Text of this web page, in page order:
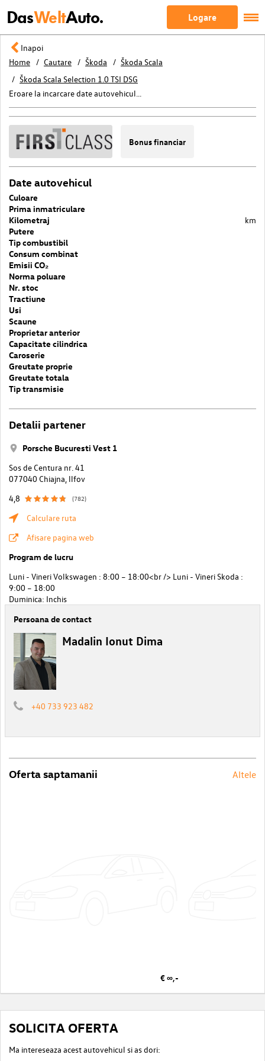
DasWeltAuto. Logare
Inapoi
Home
Cautare Škoda
Škoda Scala
Škoda Scala Selection 1.0 TSI DSG
Eroare la incarcare date autovehicul...
Bonus financiar
Date autovehicul
Culoare
Prima inmatriculare
Kilometraj
km
Putere
Tip combustibil
Consum combinat
Emisii CO₂
Norma poluare
Nr. stoc
Tractiune
Usi
Scaune
Proprietar anterior
Capacitate cilindrica
Caroserie
Greutate proprie
Greutate totala
Tip transmisie
Detalii partener
Porsche Bucuresti Vest 1
Sos de Centura nr. 41
077040 Chiajna, llfov
4,8
(782)
Calculare ruta
Afisare pagina web
Program de lucru
Luni - Vineri Volkswagen : 8:00 – 18:00<br /> Luni - Vineri Skoda :
9:00 – 18:00
Duminica: Inchis
Persoana de contact
Madalin Ionut Dima
+40 733 923 482
Oferta saptamanii Altele
€ ∞,-
SOLICITA OFERTA
Ma intereseaza acest autovehicul si as dori: